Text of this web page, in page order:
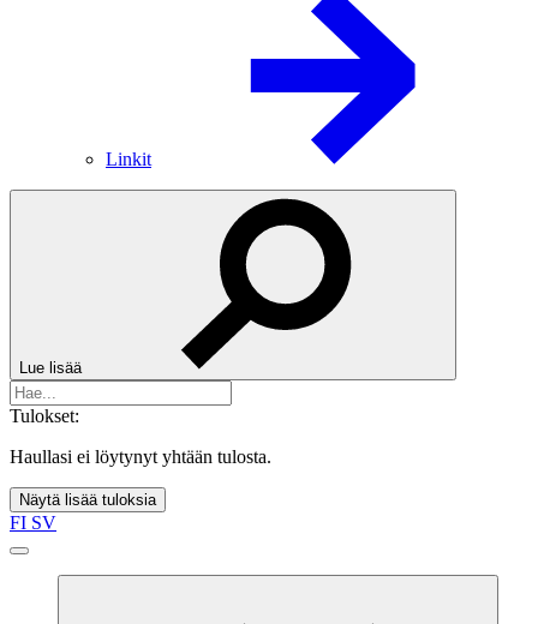
Linkit
Lue lisää
Tulokset:
Haullasi ei löytynyt yhtään tulosta.
Näytä lisää tuloksia
FI SV